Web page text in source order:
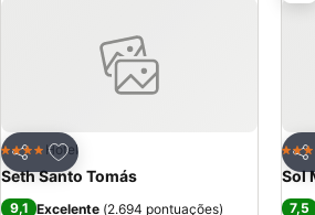
Partilhar
Adicionar aos favoritos
4 EstrelasHotel
Seth Santo Tomás
9,1 Excelente (2.694 pontuações)
3
Sol
7,5